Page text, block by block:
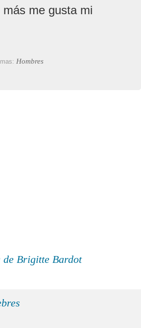
más me gusta mi
Hombres
de Brigitte Bardot